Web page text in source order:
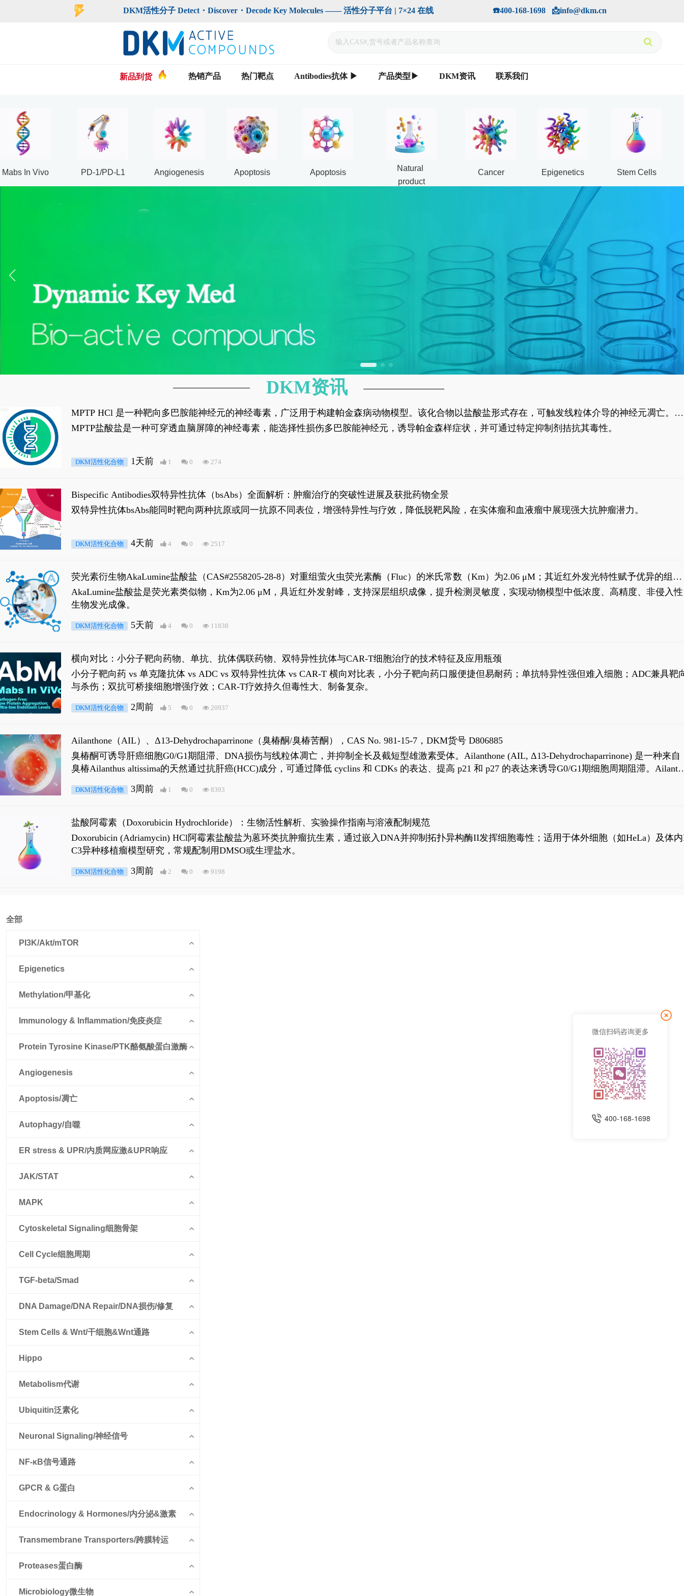
手机版
DKM活性分子 Detect・Discover・Decode Key Molecules —— 活性分子平台 | 7×24 在线                             ☎️400-168-1698   📩info@dkm.cn
新品到货 热销产品 热门靶点 Antibodies抗体 ▶ 产品类型▶ DKM资讯 联系我们
Mabs In Vivo PD-1/PD-L1 Angiogenesis Apoptosis Apoptosis
Natural
product
Cancer Epigenetics Stem Cells
MPTP HCl 是一种靶向多巴胺能神经元的神经毒素，广泛用于构建帕金森病动物模型。该化合物以盐酸盐形式存在，可触发线粒体介导的神经元凋亡。其
经典应用即为选择性损毁中脑黑质致密部多巴胺能神经元，从而可靠模拟帕金森病的核心病理与行为表型。
MPTP盐酸盐是一种可穿透血脑屏障的神经毒素，能选择性损伤多巴胺能神经元，诱导帕金森样症状，并可通过特定抑制剂拮抗其毒性。
DKM活性化合物 1天前 1 0 274
Bispecific Antibodies双特异性抗体（bsAbs）全面解析：肿瘤治疗的突破性进展及获批药物全景
双特异性抗体bsAbs能同时靶向两种抗原或同一抗原不同表位，增强特异性与疗效，降低脱靶风险，在实体瘤和血液瘤中展现强大抗肿瘤潜力。
DKM活性化合物 4天前 4 0 2517
荧光素衍生物AkaLumine盐酸盐（CAS#2558205-28-8）对重组萤火虫荧光素酶（Fluc）的米氏常数（Km）为2.06 μM；其近红外发光特性赋予优异的组织
穿透能力，大幅增强成像信噪比，从而实现活体动物模型中极低给药剂量下的高灵敏度、非侵入式生物发光动态追踪。
AkaLumine盐酸盐是荧光素类似物，Km为2.06 μM，具近红外发射峰，支持深层组织成像，提升检测灵敏度，实现动物模型中低浓度、高精度、非侵入性
生物发光成像。
DKM活性化合物 5天前 4 0 11838
横向对比：小分子靶向药物、单抗、抗体偶联药物、双特异性抗体与CAR-T细胞治疗的技术特征及应用瓶颈
小分子靶向药 vs 单克隆抗体 vs ADC vs 双特异性抗体 vs CAR-T 横向对比表，小分子靶向药口服便捷但易耐药；单抗特异性强但难入细胞；ADC兼具靶
与杀伤；双抗可桥接细胞增强疗效；CAR-T疗效持久但毒性大、制备复杂。
DKM活性化合物 2周前 5 0 20937
Ailanthone（AIL）、Δ13-Dehydrochaparrinone（臭椿酮/臭椿苦酮），CAS No. 981-15-7，DKM货号 D806885
臭椿酮可诱导肝癌细胞G0/G1期阻滞、DNA损伤与线粒体凋亡，并抑制全长及截短型雄激素受体。Ailanthone (AIL, Δ13-Dehydrochaparrinone) 是一种来自
臭椿Ailanthus altissima的天然通过抗肝癌(HCC)成分，可通过降低 cyclins 和 CDKs 的表达、提高 p21 和 p27 的表达来诱导G0/G1期细胞周期阻滞。
是全长 Androgen Receptor (AR-FL)和组成型活性截断AR剪接变体(AR-Vs, AR1-651)的抑制剂，对应的IC50值分别为69 nM和309 nM。
DKM活性化合物 3周前 1 0 8393
盐酸阿霉素（Doxorubicin Hydrochloride）：生物活性解析、实验操作指南与溶液配制规范
Doxorubicin (Adriamycin) HCl阿霉素盐酸盐为蒽环类抗肿瘤抗生素，通过嵌入DNA并抑制拓扑异构酶II发挥细胞毒性；适用于体外细胞（如HeLa）及体内
C3异种移植瘤模型研究，常规配制用DMSO或生理盐水。
DKM活性化合物 3周前 2 0 9198
DKM资讯
全部
PI3K/Akt/mTOR
Epigenetics
Methylation/甲基化
Immunology & Inflammation/免疫炎症
Protein Tyrosine Kinase/PTK酪氨酸蛋白激酶
Angiogenesis
Apoptosis/凋亡
Autophagy/自噬
ER stress & UPR/内质网应激&UPR响应
JAK/STAT
MAPK
Cytoskeletal Signaling细胞骨架
Cell Cycle细胞周期
TGF-beta/Smad
DNA Damage/DNA Repair/DNA损伤/修复
Stem Cells & Wnt/干细胞&Wnt通路
Hippo
Metabolism代谢
Ubiquitin泛素化
Neuronal Signaling/神经信号
NF-κB信号通路
GPCR & G蛋白
Endocrinology & Hormones/内分泌&激素
Transmembrane Transporters/跨膜转运
Proteases蛋白酶
Microbiology微生物
微信扫码咨询更多
400-168-1698